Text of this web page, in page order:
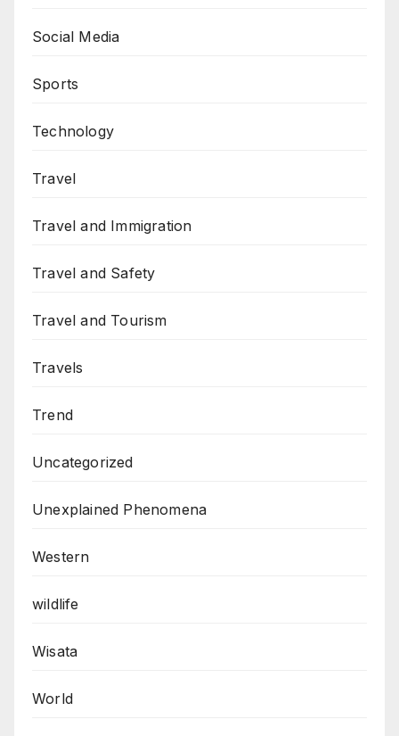
Social Media
Sports
Technology
Travel
Travel and Immigration
Travel and Safety
Travel and Tourism
Travels
Trend
Uncategorized
Unexplained Phenomena
Western
wildlife
Wisata
World